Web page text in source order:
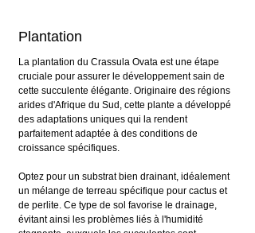
Plantation
La plantation du Crassula Ovata est une étape
cruciale pour assurer le développement sain de
cette succulente élégante. Originaire des régions
arides d'Afrique du Sud, cette plante a développé
des adaptations uniques qui la rendent
parfaitement adaptée à des conditions de
croissance spécifiques.
Optez pour un substrat bien drainant, idéalement
un mélange de terreau spécifique pour cactus et
de perlite. Ce type de sol favorise le drainage,
évitant ainsi les problèmes liés à l'humidité